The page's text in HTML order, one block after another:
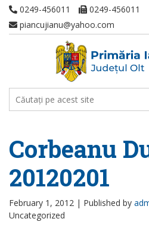
0249-456011
0249-456011
piancujianu@yahoo.com
Corbeanu
20120201
February 1, 2012 | Published by
Uncategorized